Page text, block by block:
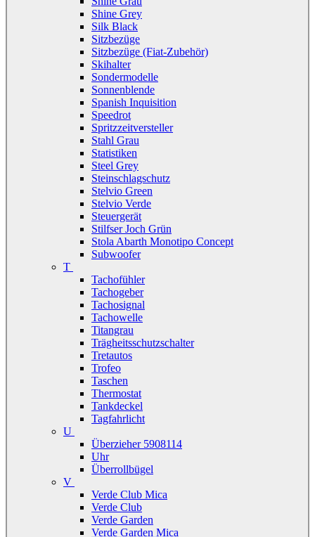
Shine Grey
Silk Black
Sitzbezüge
Sitzbezüge (Fiat-Zubehör)
Skihalter
Sondermodelle
Sonnenblende
Spanish Inquisition
Speedrot
Spritzzeitversteller
Stahl Grau
Statistiken
Steel Grey
Steinschlagschutz
Stelvio Green
Stelvio Verde
Steuergerät
Stilfser Joch Grün
Stola Abarth Monotipo Concept
Subwoofer
T
Tachofühler
Tachogeber
Tachosignal
Tachowelle
Titangrau
Trägheitsschutzschalter
Tretautos
Trofeo
Taschen
Thermostat
Tankdeckel
Tagfahrlicht
U
Überzieher 5908114
Uhr
Überrollbügel
V
Verde Club Mica
Verde Club
Verde Garden
Verde Garden Mica